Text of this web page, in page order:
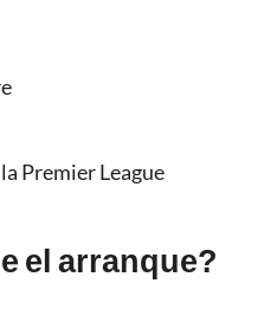
Premier League
el arranque?